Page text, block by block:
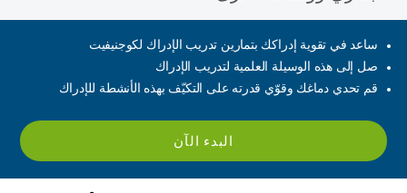
ساعد في تقوية إدراكك بتمارين تدريب الإدراك لكوجنيفيت
صل إلى هذه الوسيلة العلمية لتدريب الإدراك
قم تحدي دماغك وقوّي قدرته على التكيّف بهذه الأنشطة للإدراك
البدء الآن